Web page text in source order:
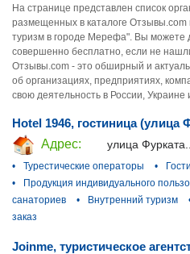
На странице представлен список
размещенных в каталоге Отзывы.com
туризм в городе Мерефа". Вы можете
совершенно бесплатно, если не
Отзывы.com - это обширный и
об организациях, предприятиях,
свою деятельность в России, Украине
Hotel 1946, гостиница (улица
Адрес:
улица Фурката...
•
Турестические операторы •
•
Продукция индивидуального
санаториев
• Внутренний туризм
заказ
Joinme, туристическое